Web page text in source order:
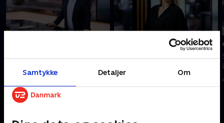
Samtykke Detaljer Om
ØSTJYLLAND.
I går • 22 min